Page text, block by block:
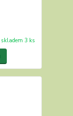
skladem 3 ks